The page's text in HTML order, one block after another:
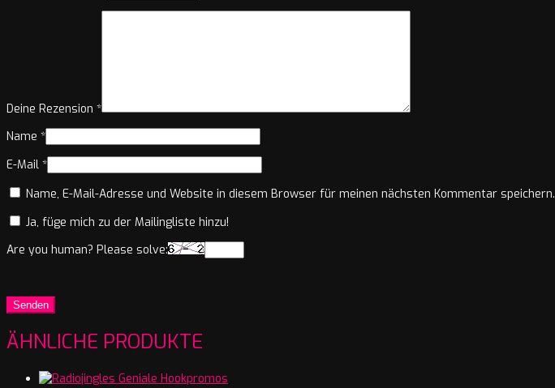
Deine Rezension *
Name *
E-Mail *
Name, E-Mail-Adresse und Website in diesem Browser für meinen nächsten Kommentar speichern.
Ja, füge mich zu der Mailingliste hinzu!
Are you human? Please solve:
ÄHNLICHE PRODUKTE